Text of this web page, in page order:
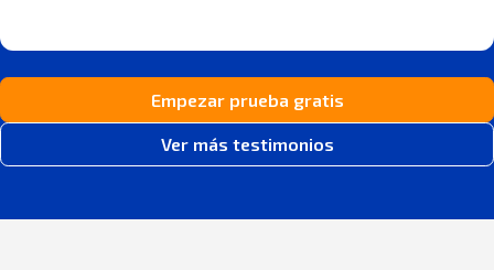
Empezar prueba gratis
Ver más testimonios